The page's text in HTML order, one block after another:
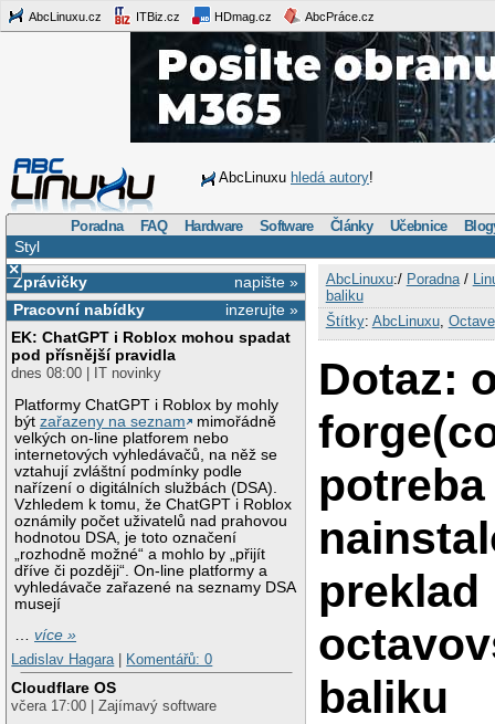
AbcLinuxu.cz ITBiz.cz HDmag.cz AbcPráce.cz
AbcLinuxu hledá autory!
Poradna FAQ Hardware Software Články Učebnice
Styl
×
napište »
Zprávičky
inzerujte »
Pracovní nabídky
EK: ChatGPT i Roblox mohou spadat
pod přísnější pravidla
dnes 08:00 | IT novinky
Platformy ChatGPT i Roblox by mohly
býtzařazeny na seznam
mimořádně
velkých on-line platforem nebo
internetových vyhledávačů, na něž se
vztahují zvláštní podmínky podle
nařízení o digitálních službách (DSA).
Vzhledem k tomu, že ChatGPT i Roblox
oznámily počet uživatelů nad prahovou
hodnotou DSA, je toto označení
„rozhodně možné“ a mohlo by „přijít
dříve či později“. On-line platformy a
vyhledávače zařazené na seznamy DSA
musejí
…více »
Ladislav Hagara
Komentářů: 0
Cloudflare OS
včera 17:00 | Zajímavý software
AbcLinuxu:/ Poradna/
baliku
Štítky: AbcLinuxu, Octave
Dotaz:
potreba
preklad
baliku